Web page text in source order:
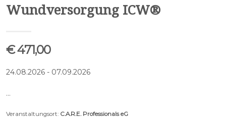
Wundversorgung ICW®
€ 471,00
24.08.2026 - 07.09.2026
…
Veranstaltungsort: C.A.R.E. Professionals eG